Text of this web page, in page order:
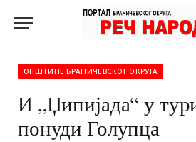
ОПШТИНЕ БРАНИЧЕВСКОГ ОКРУГА
И „Џипијада“ у
понуди Голупца